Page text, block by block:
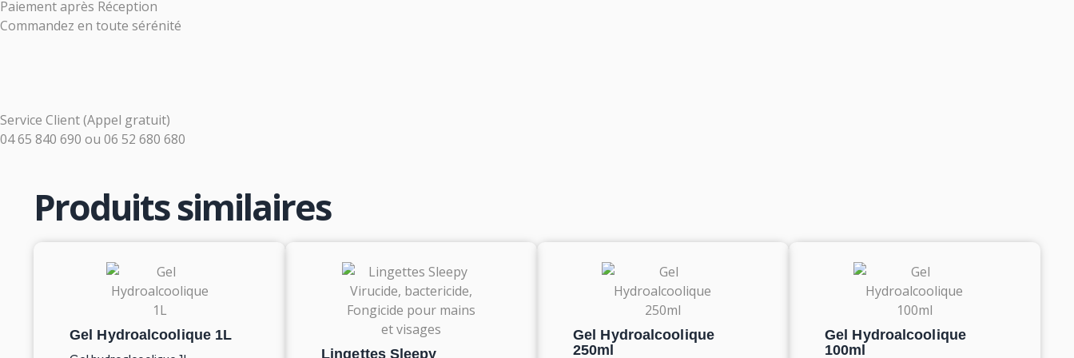
Paiement après Réception
Commandez en toute sérénité
Service Client (Appel gratuit)
04 65 840 690 ou 06 52 680 680
Produits similaires
Gel Hydroalcoolique 1L
Lingettes Sleepy
Gel Hydroalcoolique
250ml
Gel Hydroalcoolique
100ml